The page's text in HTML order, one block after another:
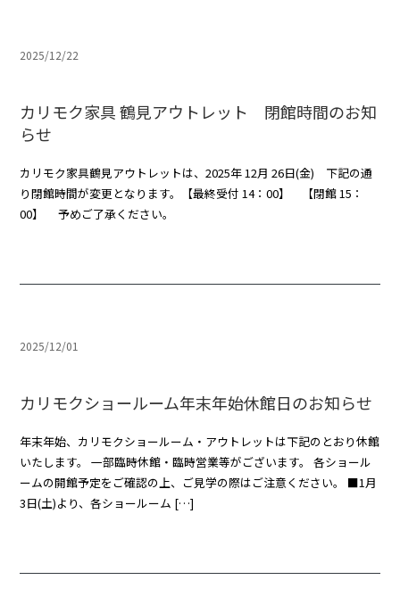
2025/12/22
カリモク家具 鶴見アウトレット 閉館時間のお知
らせ
カリモク家具鶴見アウトレットは、2025年 12月 26日(金) 下記の通
り閉館時間が変更となります。【最終受付 14：00】 【閉館 15：
00】 予めご了承ください。
2025/12/01
カリモクショールーム年末年始休館日のお知らせ
年末年始、カリモクショールーム・アウトレットは下記のとおり休館
いたします。 一部臨時休館・臨時営業等がございます。 各ショール
ームの開館予定をご確認の上、ご見学の際はご注意ください。 ■1月
3日(土)より、各ショールーム […]